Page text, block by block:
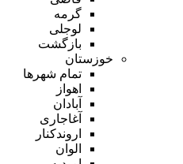
گرمه
لوجلی
بازگشت
خوزستان
تمام شهر‌ها
اهواز
آبادان
آغاجاری
اروندکنار
الوان